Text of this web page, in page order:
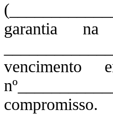
garantia na
vencimento
compromisso.